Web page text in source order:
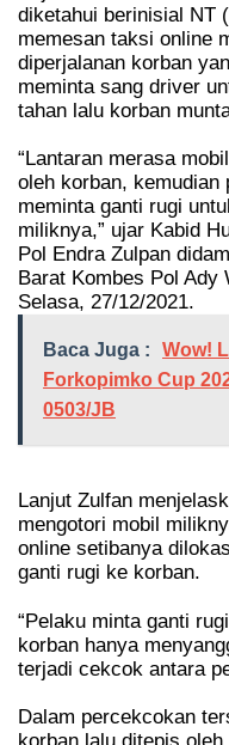
diketahui berinisial NT
memesan taksi online
diperjalanan korban
meminta sang driver
tahan lalu korban
“Lantaran merasa
oleh korban,
meminta ganti rugi
miliknya,” ujar Kabid
Pol Endra Zulpan
Barat Kombes Pol Ady
Selasa, 27/12/2021.
Baca Juga :
Wow!
Forkopimko Cup
0503/JB
Lanjut Zulfan
mengotori mobil
online setibanya
ganti rugi ke korban.
“Pelaku minta ganti
korban hanya
terjadi cekcok antara
Dalam percekcokan